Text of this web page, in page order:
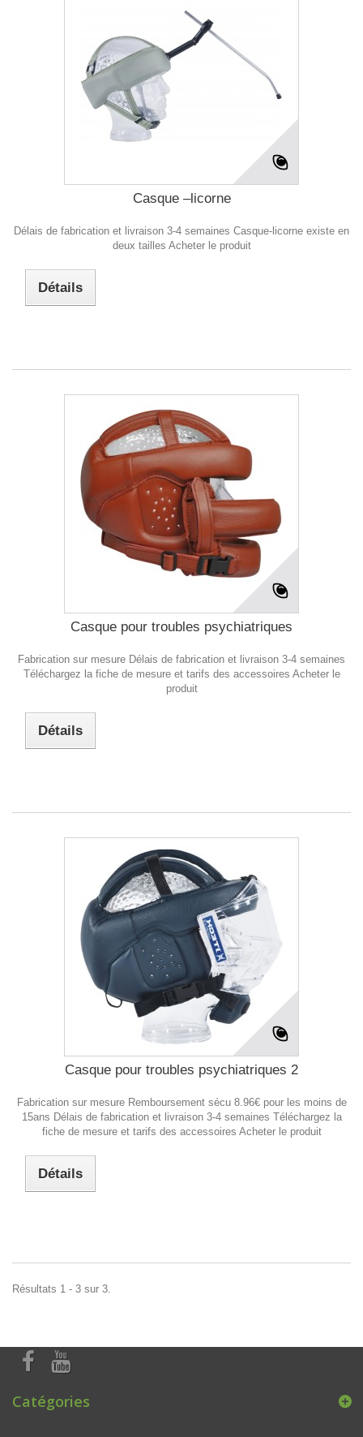
Casque –licorne
Délais de fabrication et livraison 3-4 semaines Casque-licorne existe en
deux tailles Acheter le produit
Détails
Casque pour troubles psychiatriques
Fabrication sur mesure Délais de fabrication et livraison 3-4 semaines
Téléchargez la fiche de mesure et tarifs des accessoires Acheter le
produit
Détails
Casque pour troubles psychiatriques 2
Fabrication sur mesure Remboursement sécu 8.96€ pour les moins de
15ans Délais de fabrication et livraison 3-4 semaines Téléchargez la
fiche de mesure et tarifs des accessoires Acheter le produit
Détails
Résultats 1 - 3 sur 3.
Catégories